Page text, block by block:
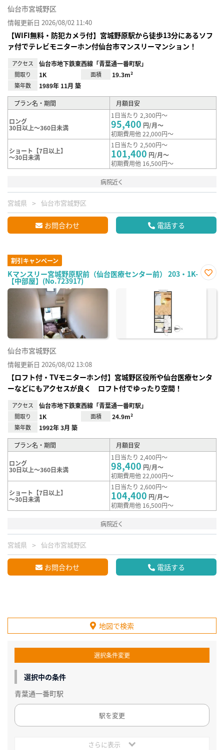
仙台市宮城野区
情報更新日 2026/08/02 11:40
【WIFI無料・防犯カメラ付】宮城野原駅から徒歩13分にあるソフ
ァ付でテレビモニターホン付仙台市マンスリーマンション！
アクセス 仙台市地下鉄東西線「青葉通一番町駅」
間取り 1K 面積 19.3m²
築年数 1989年 11月 築
プラン名・期間 月額目安
ロング
30日以上～360日未満
1日当たり 2,300円～
95,400 円/月～
初期費用他 22,000円～
ショート【7日以上】
～30日未満
1日当たり 2,500円～
101,400 円/月～
初期費用他 16,500円～
病院近く
宮城県 仙台市宮城野区
お問合わせ 電話する
割引キャンペーン
Kマンスリー宮城野原駅前（仙台医療センター前） 203・1K-
【中部屋】(No.723917)
に入
仙台市宮城野区
情報更新日 2026/08/02 13:08
【ロフト付・TVモニターホン付】宮城野区役所や仙台医療センタ
ーなどにもアクセスが良く ロフト付でゆったり空間！
アクセス 仙台市地下鉄東西線「青葉通一番町駅」
間取り 1K 面積 24.9m²
築年数 1992年 3月 築
プラン名・期間 月額目安
ロング
30日以上～360日未満
1日当たり 2,400円～
98,400 円/月～
初期費用他 22,000円～
ショート【7日以上】
～30日未満
1日当たり 2,600円～
104,400 円/月～
初期費用他 16,500円～
病院近く
宮城県 仙台市宮城野区
お問合わせ 電話する
地図で検索
選択条件変更
選択中の条件
青葉通一番町駅
駅を変更
さらに表示